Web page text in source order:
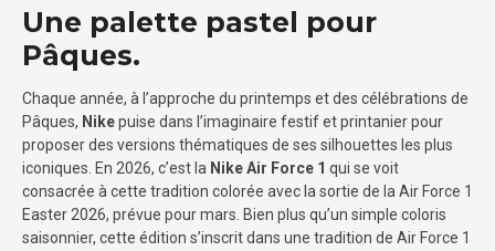
Une palette pastel pour
Pâques.
Chaque année, à l’approche du printemps et des célébrations de
Pâques, Nikepuise dans l’imaginaire festif et printanier pour
proposer des versions thématiques de ses silhouettes les plus
iconiques. En 2026, c’est la Nike Air Force 1 qui se voit
consacrée à cette tradition colorée avec la sortie de la Air Force 1
Easter 2026, prévue pour mars. Bien plus qu’un simple coloris
saisonnier, cette édition s’inscrit dans une tradition de Air Force 1